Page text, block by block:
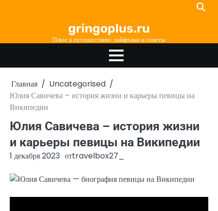
gringoplus.ru
Плюс к путешествию: лайфхаки и советы
Главная
Uncategorised
Юлия Савичева – история жизни и карьеры певицы на
Википедии
Юлия Савичева – история жизни
и карьеры певицы на Википедии
1 декабря 2023 отtravelbox27_